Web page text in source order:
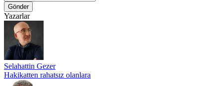
Gönder
Yazarlar
Selahattin Gezer
Hakikatten rahatsız olanlara